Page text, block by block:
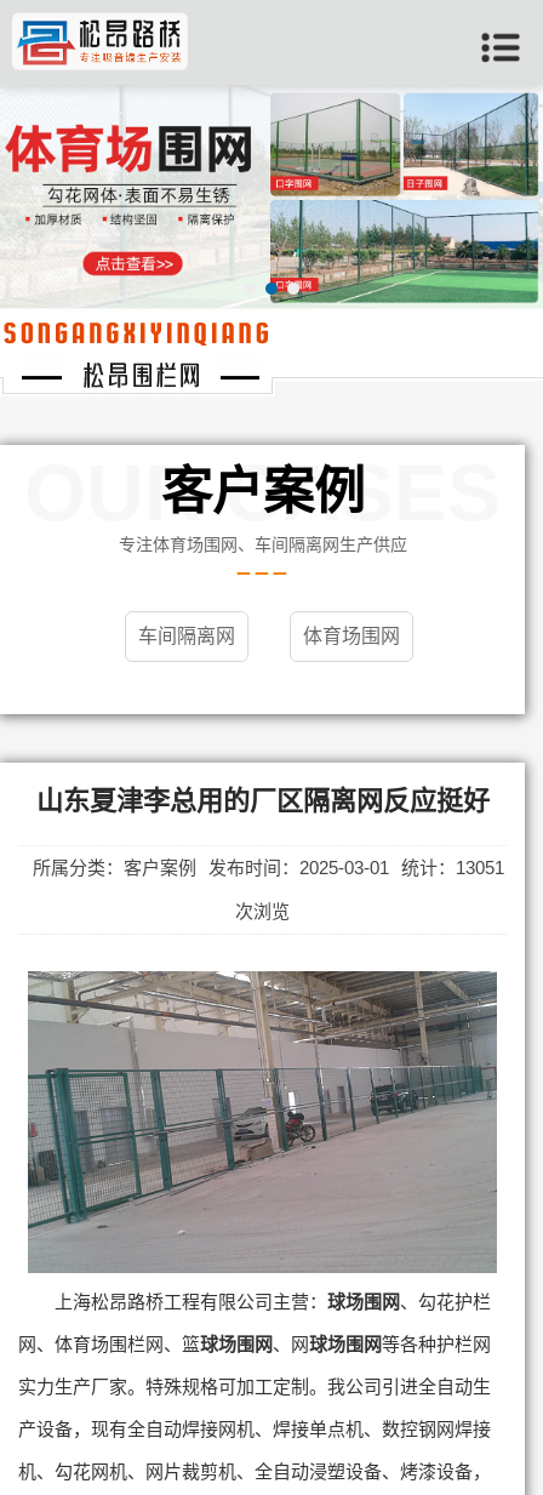
当前位置：首页>>客户案例
客户案例
OUR CASES
专注体育场围网、车间隔离网生产供应
车间隔离网 体育场围网
山东夏津李总用的厂区隔离网反应挺好
所属分类：客户案例 发布时间：2025-03-01 统计：13051
次浏览
上海松昂路桥工程有限公司主营： 球场围网、勾花护栏
网、体育场围栏网、篮球场围网、网球场围网等各种护栏网
实力生产厂家。特殊规格可加工定制。我公司引进全自动生
产设备，现有全自动焊接网机、焊接单点机、数控钢网焊接
机、勾花网机、网片裁剪机、全自动浸塑设备、烤漆设备，